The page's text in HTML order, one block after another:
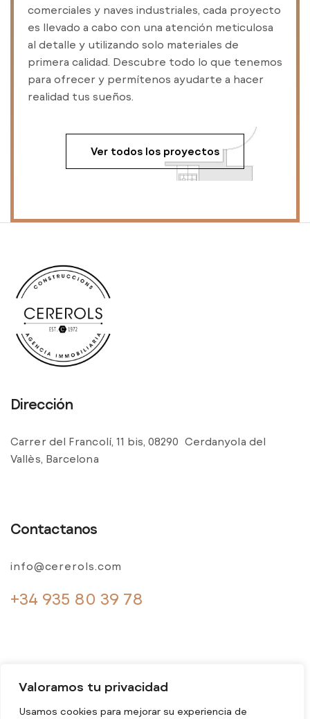
Valoramos tu privacidad
Usamos cookies para mejorar su experiencia de
comerciales y naves industriales, cada proyecto
es llevado a cabo con una atención meticulosa
al detalle y utilizando solo materiales de
primera calidad. Descubre todo lo que tenemos
para ofrecer y permítenos ayudarte a hacer
realidad tus sueños.
Ver todos los proyectos
Dirección
Carrer del Francolí, 11 bis, 08290 Cerdanyola del
Vallès, Barcelona
Contactanos
info@cererols.com
+34 935 80 39 78